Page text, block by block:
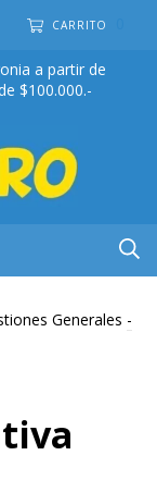
CARRITO
a partir de
$100.000.-
Generales -